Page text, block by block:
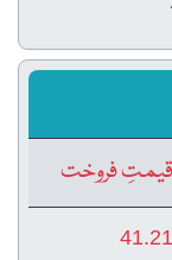
قیمتِ فروخت
41.21